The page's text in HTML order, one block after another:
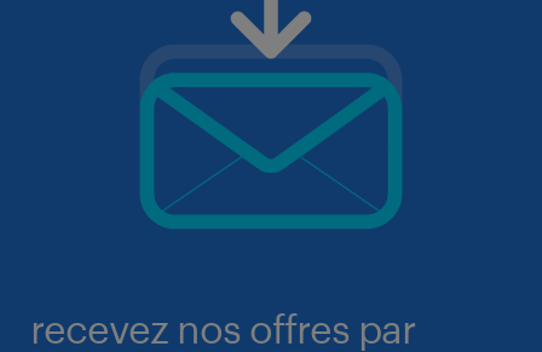
recevez nos offres par